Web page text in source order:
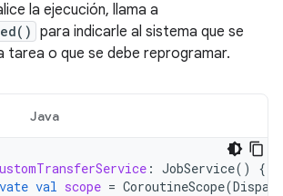
la ejecución, llama a
para indicarle al sistema que se
tarea o que se debe reprogramar.
Java
: JobService()
{
val scope = CoroutineScope(